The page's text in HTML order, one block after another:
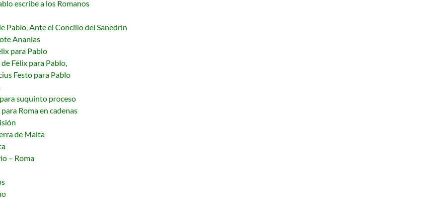
escribe a los Romanos
Pablo, Ante el Concilio del Sanedrín
Ananias
para Pablo
Félix para Pablo,
Festo para Pablo
suquinto proceso
Roma en cadenas
de Malta
– Roma